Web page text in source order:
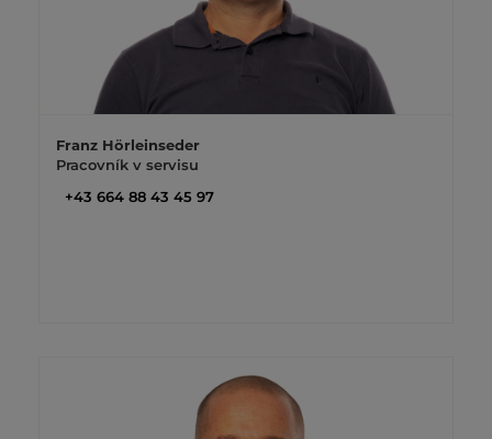
Franz Hörleinseder
Pracovník v servisu
+43 664 88 43 45 97